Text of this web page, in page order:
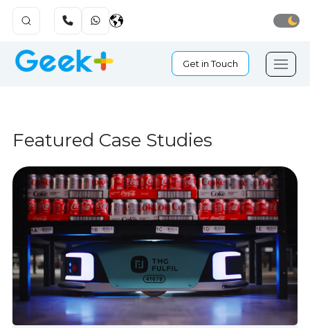
Get in Touch
Featured Case Studies